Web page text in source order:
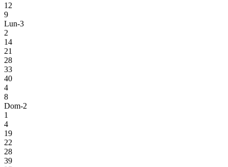
12
9
Lun-3
2
14
21
28
33
40
4
8
Dom-2
1
4
19
22
28
39